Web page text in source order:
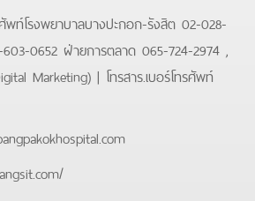
พท์โรงพยาบาลบางปะกอก-รังสิต 02-028-
603-0652 ฝ่ายการตลาด 065-724-2974 ,
Marketing) | โทรสาร.เบอร์โทรศัพท์